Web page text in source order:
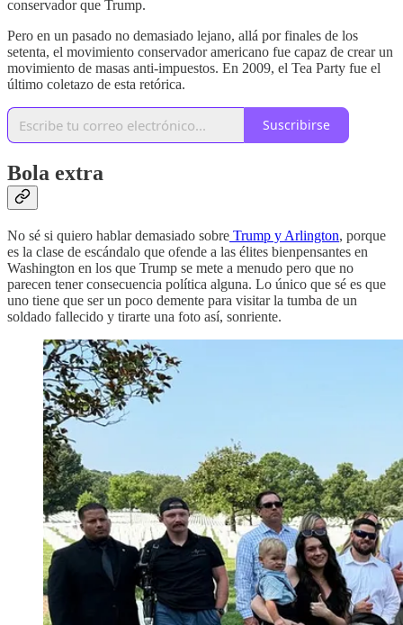
conservador que Trump.
Pero en un pasado no demasiado lejano, allá por finales de los
setenta, el movimiento conservador americano fue capaz de crear un
movimiento de masas anti-impuestos. En 2009, el Tea Party fue el
último coletazo de esta retórica.
Suscribirse
Bola extra
No sé si quiero hablar demasiado sobre Trump y Arlington, porque
es la clase de escándalo que ofende a las élites bienpensantes en
Washington en los que Trump se mete a menudo pero que no
parecen tener consecuencia política alguna. Lo único que sé es que
uno tiene que ser un poco demente para visitar la tumba de un
soldado fallecido y tirarte una foto así, sonriente.